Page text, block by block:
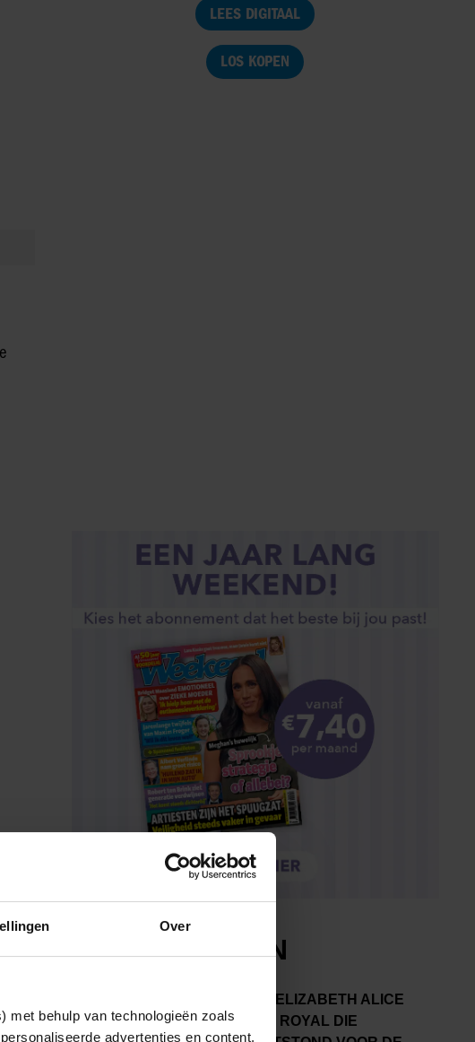
Over
met behulp van technologieën zoals
advertenties en content,
LEES DIGITAAL
LOS KOPEN